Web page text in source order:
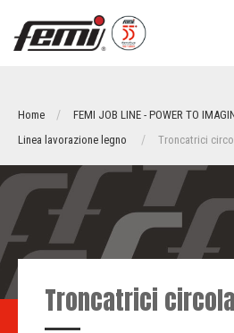
Home
FEMI JOB LINE - POWER TO
Linea lavorazione legno
Troncatrici
Troncatrici